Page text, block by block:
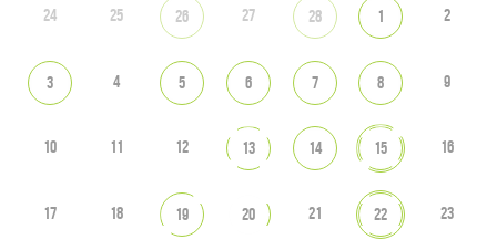
24 25 26 27 28 1 2
3 4 5 6 7 8 9
10 11 12 13 14 15 16
17 18 19 20 21 22 23